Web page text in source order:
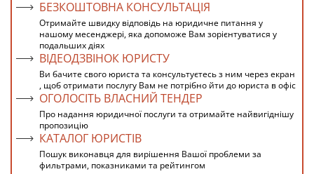
БЕЗКОШТОВНА КОНСУЛЬТАЦІЯ
Отримайте швидку відповідь на юридичне питання у
нашому месенджері, яка допоможе Вам зорієнтуватися у
подальших діях
ВІДЕОДЗВІНОК ЮРИСТУ
Ви бачите свого юриста та консультуєтесь з ним через екран
, щоб отримати послугу Вам не потрібно йти до юриста в офіс
ОГОЛОСІТЬ ВЛАСНИЙ ТЕНДЕР
Про надання юридичної послуги та отримайте найвигіднішу
пропозицію
КАТАЛОГ ЮРИСТІВ
Пошук виконавця для вирішення Вашої проблеми за
фильтрами, показниками та рейтингом